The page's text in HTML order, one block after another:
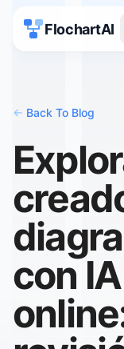
FlochartAI
<- Back To Blog
con